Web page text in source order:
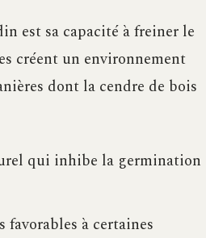
est sa capacité à freiner le
créent un environnement
dont la cendre de bois
qui inhibe la germination
à certaines